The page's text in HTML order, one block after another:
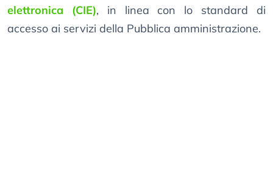
elettronica (CIE), in linea con lo standard di
accesso ai servizi della Pubblica amministrazione.